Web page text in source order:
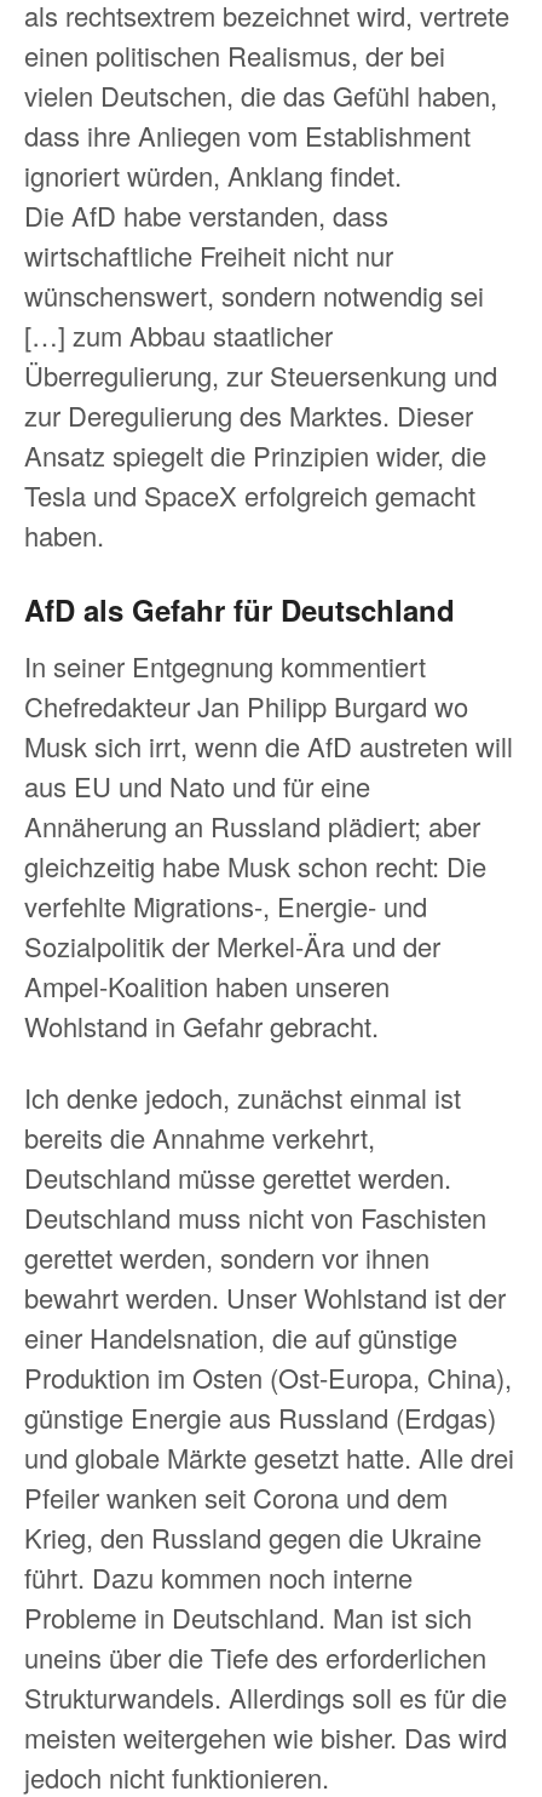
als rechtsextrem bezeichnet wird, vertrete
einen politischen Realismus, der bei
vielen Deutschen, die das Gefühl haben,
dass ihre Anliegen vom Establishment
ignoriert würden, Anklang findet.
Die AfD habe verstanden, dass
wirtschaftliche Freiheit nicht nur
wünschenswert, sondern notwendig sei
[…] zum Abbau staatlicher
Überregulierung, zur Steuersenkung und
zur Deregulierung des Marktes. Dieser
Ansatz spiegelt die Prinzipien wider, die
Tesla und SpaceX erfolgreich gemacht
haben.
AfD als Gefahr für Deutschland
In seiner Entgegnung kommentiert
Chefredakteur Jan Philipp Burgard wo
Musk sich irrt, wenn die AfD austreten will
aus EU und Nato und für eine
Annäherung an Russland plädiert; aber
gleichzeitig habe Musk schon recht: Die
verfehlte Migrations-, Energie- und
Sozialpolitik der Merkel-Ära und der
Ampel-Koalition haben unseren
Wohlstand in Gefahr gebracht.
Ich denke jedoch, zunächst einmal ist
bereits die Annahme verkehrt,
Deutschland müsse gerettet werden.
Deutschland muss nicht von Faschisten
gerettet werden, sondern vor ihnen
bewahrt werden. Unser Wohlstand ist der
einer Handelsnation, die auf günstige
Produktion im Osten (Ost-Europa, China),
günstige Energie aus Russland (Erdgas)
und globale Märkte gesetzt hatte. Alle drei
Pfeiler wanken seit Corona und dem
Krieg, den Russland gegen die Ukraine
führt. Dazu kommen noch interne
Probleme in Deutschland. Man ist sich
uneins über die Tiefe des erforderlichen
Strukturwandels. Allerdings soll es für die
meisten weitergehen wie bisher. Das wird
jedoch nicht funktionieren.